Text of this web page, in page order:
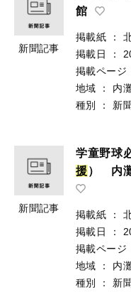
新聞記事
館
掲載紙 ：
掲載日
：
掲載ページ
地域
：
内
種別
： 新
新聞記事
学童野球
援） 内
掲載紙 ：
掲載日
：
掲載ページ
地域
：
内
種別
： 新